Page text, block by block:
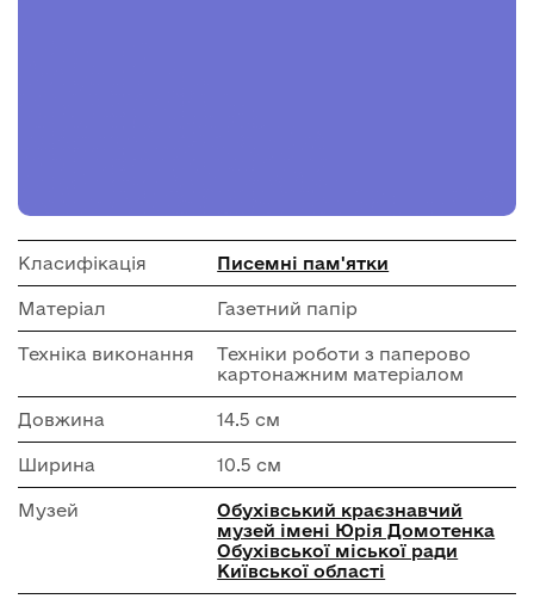
Класифікація Писемні пам'ятки
Матеріал Газетний папір
Техніка виконання
Техніки роботи з паперово
картонажним матеріалом
Довжина 14.5 см
Ширина 10.5 см
Музей
Обухівський краєзнавчий
музей імені Юрія Домотенка
Обухівської міської ради
Київської області